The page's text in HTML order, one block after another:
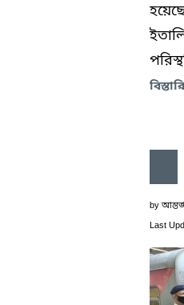
by
Last